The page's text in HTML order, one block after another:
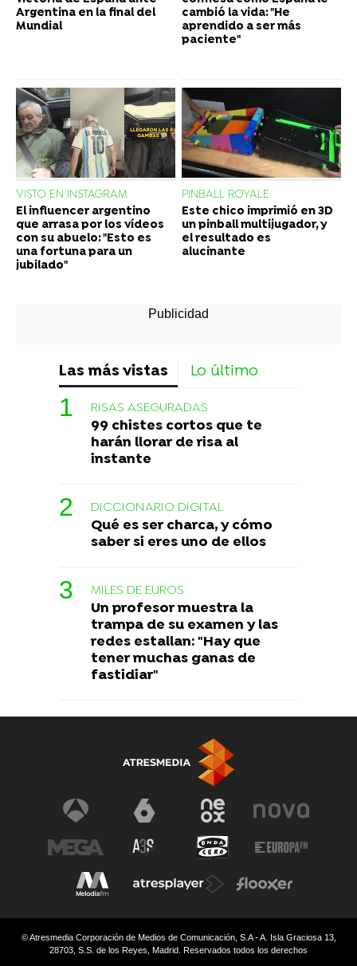
Argentina en la final del
Mundial
cambió la vida: "He
aprendido a ser más
paciente"
VISTO EN INSTAGRAM
El influencer argentino
que arrasa por los vídeos
con su abuelo: "Esto es
una fortuna para un
jubilado"
PINBALL ROYALE
Este chico imprimió en 3D
un pinball multijugador, y
el resultado es
alucinante
Las más vistas Lo último
RISAS ASEGURADAS
99 chistes cortos que te
harán llorar de risa al
instante
DICCIONARIO DIGITAL
Qué es ser charca, y cómo
saber si eres uno de ellos
MILES DE EUROS
Un profesor muestra la
trampa de su examen y las
redes estallan: "Hay que
tener muchas ganas de
fastidiar"
© Atresmedia Corporación de Medios de Comunicación, S.A - A. Isla Graciosa 13,
28703, S.S. de los Reyes, Madrid. Reservados todos los derechos